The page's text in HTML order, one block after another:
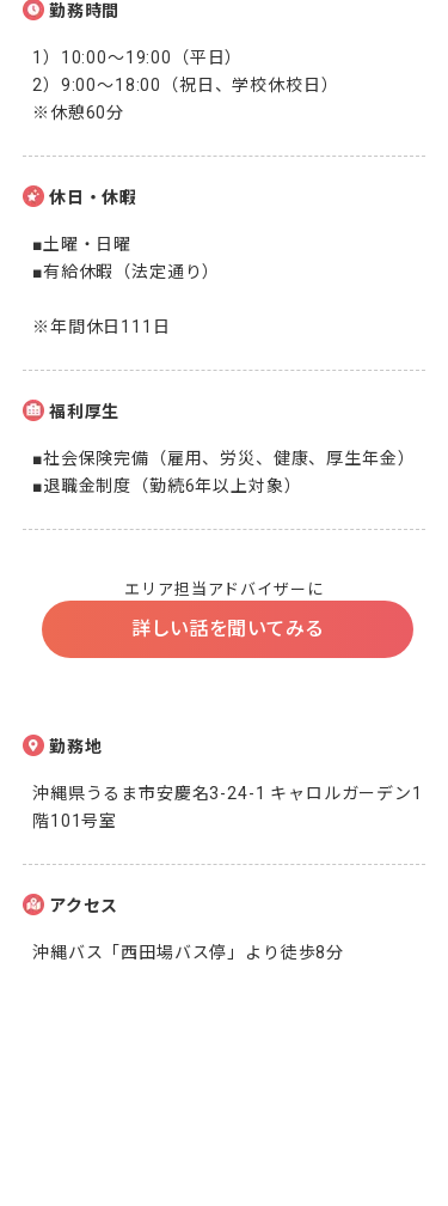
勤務時間
1）10:00～19:00（平日）
2）9:00～18:00（祝日、学校休校日）
※休憩60分
休日・休暇
■土曜・日曜
■有給休暇（法定通り）
※年間休日111日
福利厚生
■社会保険完備（雇用、労災、健康、厚生年金）
■退職金制度（勤続6年以上対象）
エリア担当アドバイザーに
詳しい話を聞いてみる
勤務地
沖縄県うるま市安慶名3-24-1 キャロルガーデン1
階101号室
アクセス
沖縄バス「西田場バス停」より徒歩8分